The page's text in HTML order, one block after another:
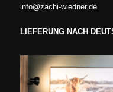
info@zachi-wiedner.de
LIEFERUNG NACH